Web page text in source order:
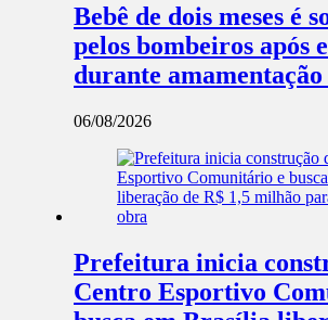
Bebê de dois meses é
pelos bombeiros após
durante
06/08/2026
Prefeitura inicia
Centro Esportivo